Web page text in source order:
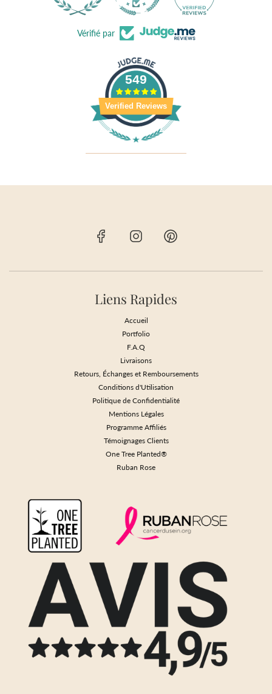
Vérifié par
549
Verified Reviews
Liens Rapides
Accueil
Portfolio
F.A.Q
Livraisons
Retours, Échanges et Remboursements
Conditions d'Utilisation
Politique de Confidentialité
Mentions Légales
Programme Affiliés
Témoignages Clients
One Tree Planted®
Ruban Rose